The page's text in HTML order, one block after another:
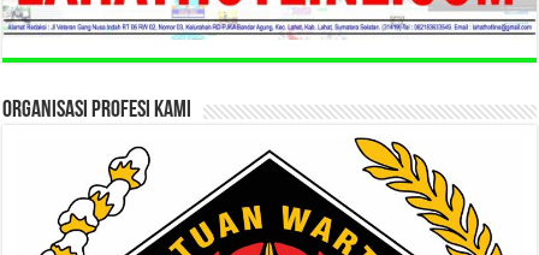
ORGANISASI PROFESI KAMI